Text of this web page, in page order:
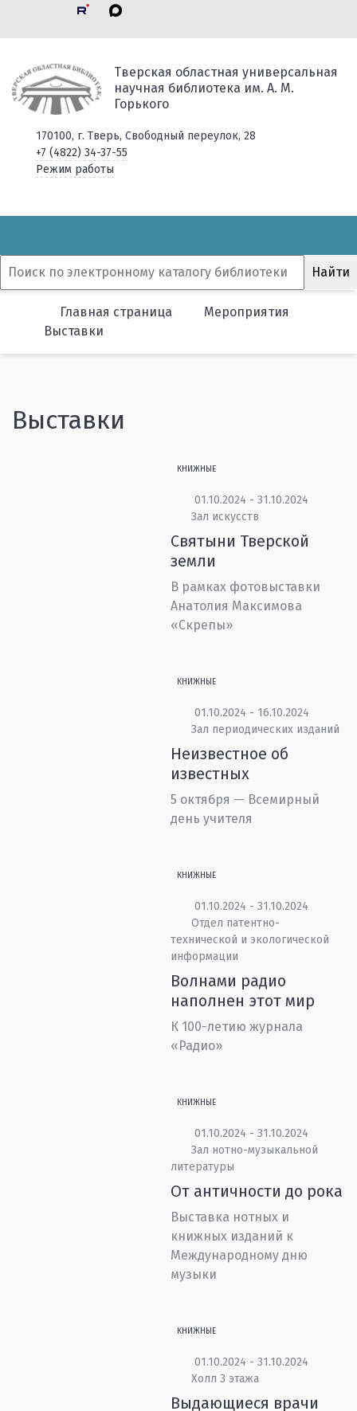
Тверская областная универсальная
научная библиотека им. А. М.
Горького
170100, г. Тверь, Свободный переулок, 28
+7 (4822) 34-37-55
Режим работы
Главная страница
Мероприятия
Выставки
Выставки
КНИЖНЫЕ
01.10.2024 - 31.10.2024
Зал искусств
Святыни Тверской
земли
В рамках фотовыставки
Анатолия Максимова
«Скрепы»
КНИЖНЫЕ
01.10.2024 - 16.10.2024
Зал периодических изданий
Неизвестное об
известных
5 октября — Всемирный
день учителя
КНИЖНЫЕ
01.10.2024 - 31.10.2024
Отдел патентно-
технической и экологической
информации
Волнами радио
наполнен этот мир
К 100-летию журнала
«Радио»
КНИЖНЫЕ
01.10.2024 - 31.10.2024
Зал нотно-музыкальной
литературы
От античности до рока
Выставка нотных и
книжных изданий к
Международному дню
музыки
КНИЖНЫЕ
01.10.2024 - 31.10.2024
Холл 3 этажа
Выдающиеся врачи